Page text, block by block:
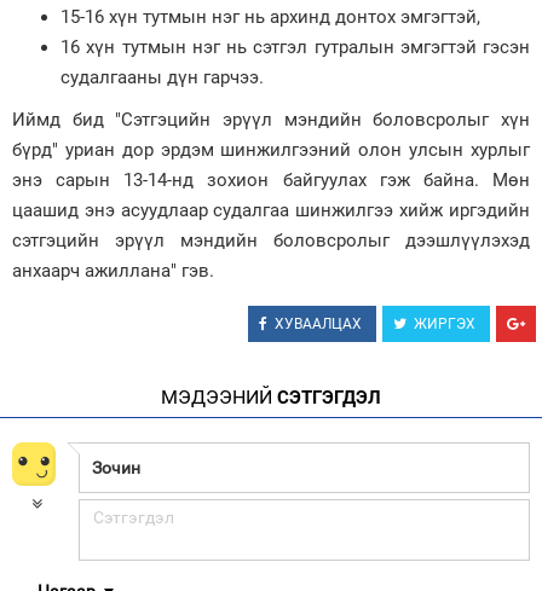
15-16 хүн тутмын нэг нь архинд донтох эмгэгтэй,
16 хүн тутмын нэг нь сэтгэл гутралын эмгэгтэй гэсэн
судалгааны дүн гарчээ.
Иймд бид "Сэтгэцийн эрүүл мэндийн боловсролыг хүн
бүрд" уриан дор эрдэм шинжилгээний олон улсын хурлыг
энэ сарын 13-14-нд зохион байгуулах гэж байна. Мөн
цаашид энэ асуудлаар судалгаа шинжилгээ хийж иргэдийн
сэтгэцийн эрүүл мэндийн боловсролыг дээшлүүлэхэд
анхаарч ажиллана" гэв.
ХУВААЛЦАХ ЖИРГЭХ
МЭДЭЭНИЙ СЭТГЭГДЭЛ